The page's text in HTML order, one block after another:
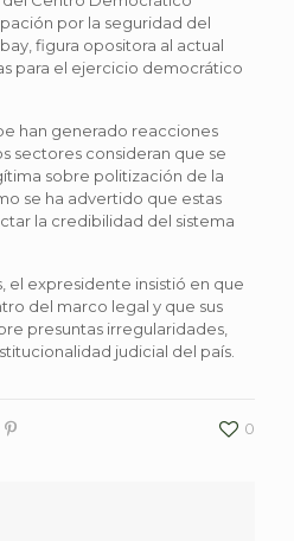
por la seguridad del
figura opositora al actual
para el ejercicio democrático
han generado reacciones
sectores consideran que se
sobre politización de la
se ha advertido que estas
la credibilidad del sistema
el expresidente insistió en que
del marco legal y que sus
presuntas irregularidades,
judicial del país.
0